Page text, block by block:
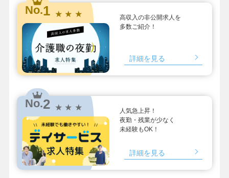
No.1 ★ ★ ★
高収入の非公開求人を
多数ご紹介！
詳細を見る
No.2 ★ ★ ★
人気急上昇！
夜勤・残業が少なく
未経験もOK！
詳細を見る